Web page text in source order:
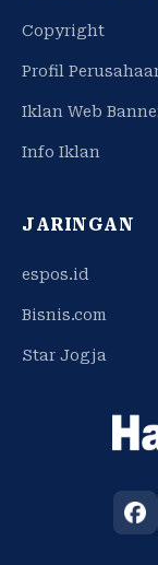
Copyright
Profil
Iklan Web
Info Iklan
JARINGAN
espos.id
Bisnis.com
Star Jogja